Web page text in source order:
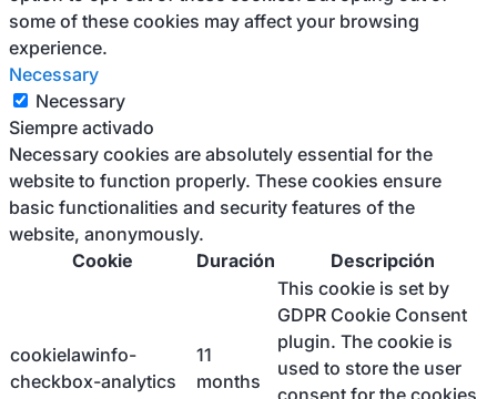
some of these cookies may affect your browsing
experience.
Necessary
Necessary
Siempre activado
Necessary cookies are absolutely essential for the
website to function properly. These cookies ensure
basic functionalities and security features of the
website, anonymously.
Cookie
Duración Descripción
cookielawinfo-
checkbox-analytics
11
months
This cookie is set by
GDPR Cookie Consent
plugin. The cookie is
used to store the user
consent for the cookies